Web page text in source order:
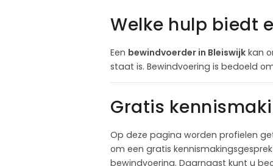
Welke hulp biedt
Een bewindvoerder in Bleiswijk kan
staat is. Bewindvoering is bedoeld
Gratis
Op deze pagina worden profielen
om een gratis
bewindvoering. Daarnaast kunt u